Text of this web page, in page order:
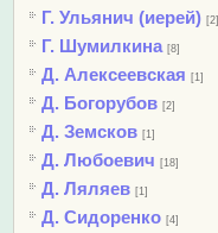
Г. Ульянич (иерей) [2]
Г. Шумилкина [8]
Д. Алексеевская [1]
Д. Богорубов [2]
Д. Земсков [1]
Д. Любоевич [18]
Д. Ляляев [1]
Д. Сидоренко [4]